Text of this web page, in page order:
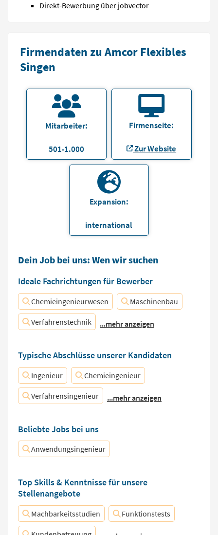
Direkt-Bewerbung über jobvector
Firmendaten zu Amcor Flexibles
Singen
Mitarbeiter:
501-1.000
Firmenseite:
Zur Website
Expansion:
international
Dein Job bei uns: Wen wir suchen
Ideale Fachrichtungen für Bewerber
Chemieingenieurwesen Maschinenbau
Verfahrenstechnik ...mehr anzeigen
Typische Abschlüsse unserer Kandidaten
Ingenieur Chemieingenieur
Verfahrensingenieur ...mehr anzeigen
Beliebte Jobs bei uns
Anwendungsingenieur
Top Skills & Kenntnisse für unsere
Stellenangebote
Machbarkeitsstudien Funktionstests